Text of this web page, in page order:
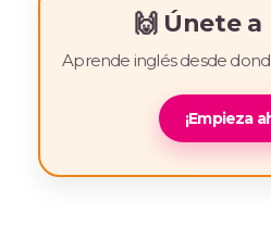
🙌 Únete a
Aprende inglés desde
¡Empieza